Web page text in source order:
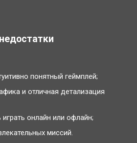
понятный геймплей;
и отличная детализация
онлайн или офлайн;
миссий.